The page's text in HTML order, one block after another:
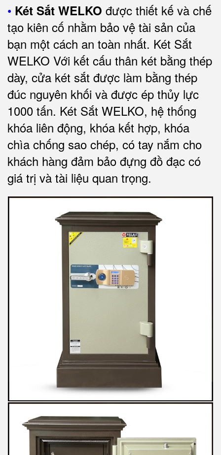
• Két Sắt WELKO được thiết kế và chế
tạo kiên cố nhằm bảo vệ tài sản của
bạn một cách an toàn nhất. Két Sắt
WELKO Với kết cấu thân két bằng thép
dày, cửa két sắt được làm bằng thép
đúc nguyên khối và được ép thủy lực
1000 tấn. Két Sắt WELKO, hệ thống
khóa liên động, khóa kết hợp, khóa
chìa chống sao chép, có tay nắm cho
khách hàng đảm bảo đựng đồ đạc có
giá trị và tài liệu quan trọng.